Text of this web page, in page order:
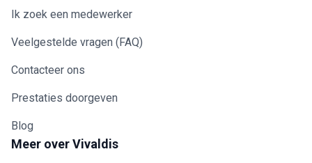
Ik zoek een medewerker
Veelgestelde vragen (FAQ)
Contacteer ons
Prestaties doorgeven
Blog
Meer over Vivaldis